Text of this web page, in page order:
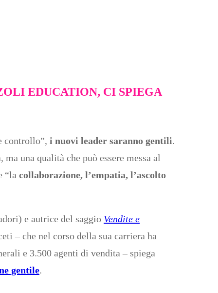
EDUCATION, CI SPIEGA
controllo”, i nuovi leader saranno gentili.
una qualità che può essere messa al
“la collaborazione, l’empatia, l’ascolto
e autrice del saggio Vendite e
– che nel corso della sua carriera ha
e 3.500 agenti di vendita – spiega
gentile.